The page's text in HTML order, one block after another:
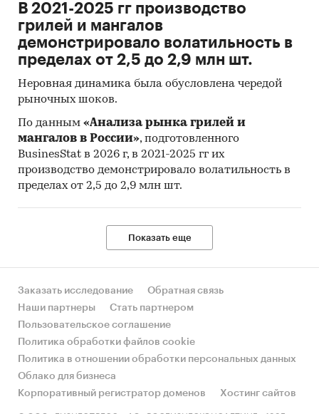
В 2021-2025 гг производство
грилей и мангалов
демонстрировало волатильность в
пределах от 2,5 до 2,9 млн шт.
Неровная динамика была обусловлена чередой
рыночных шоков.
По данным «Анализа рынка грилей и
мангалов в России», подготовленного
BusinesStat в 2026 г, в 2021-2025 гг их
производство демонстрировало волатильность в
пределах от 2,5 до 2,9 млн шт.
Показать еще
Заказать исследование
Обратная связь
Наши партнеры
Стать партнером
Пользовательское соглашение
Политика обработки файлов cookie
Политика в отношении обработки персональных данных
Облако для бизнеса
Корпоративный регистратор доменов
Хостинг сайтов